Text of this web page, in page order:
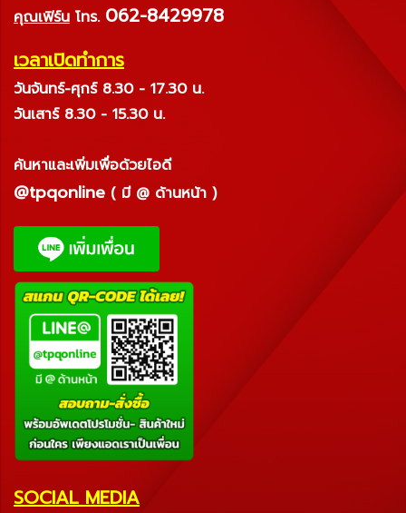
คุณเฟิร์น โทร. 062-8429978
เวลาเปิดทำการ
วันจันทร์-ศุกร์ 8.30 - 17.30 น.
วันเสาร์ 8.30 - 15.30 น.
ค้นหาและเพิ่มเพื่อด้วยไอดี
@tpqonline ( มี @ ด้านหน้า )
SOCIAL MEDIA